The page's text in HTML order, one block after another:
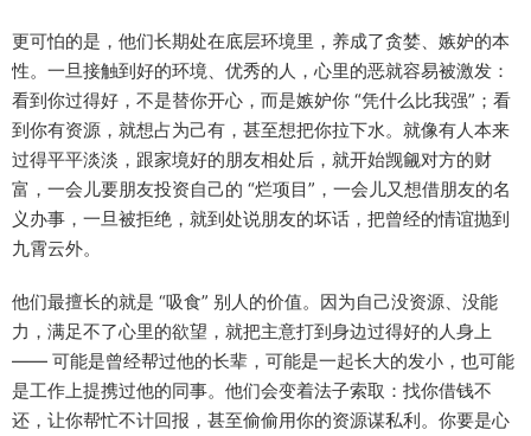
更可怕的是，他们长期处在底层环境里，养成了贪婪、嫉妒的本
性。一旦接触到好的环境、优秀的人，心里的恶就容易被激发：
看到你过得好，不是替你开心，而是嫉妒你 “凭什么比我强”；看
到你有资源，就想占为己有，甚至想把你拉下水。就像有人本来
过得平平淡淡，跟家境好的朋友相处后，就开始觊觎对方的财
富，一会儿要朋友投资自己的 “烂项目”，一会儿又想借朋友的名
义办事，一旦被拒绝，就到处说朋友的坏话，把曾经的情谊抛到
九霄云外。​
他们最擅长的就是 “吸食” 别人的价值。因为自己没资源、没能
力，满足不了心里的欲望，就把主意打到身边过得好的人身上
—— 可能是曾经帮过他的长辈，可能是一起长大的发小，也可能
是工作上提携过他的同事。他们会变着法子索取：找你借钱不
还，让你帮忙不计回报，甚至偷偷用你的资源谋私利。你要是心